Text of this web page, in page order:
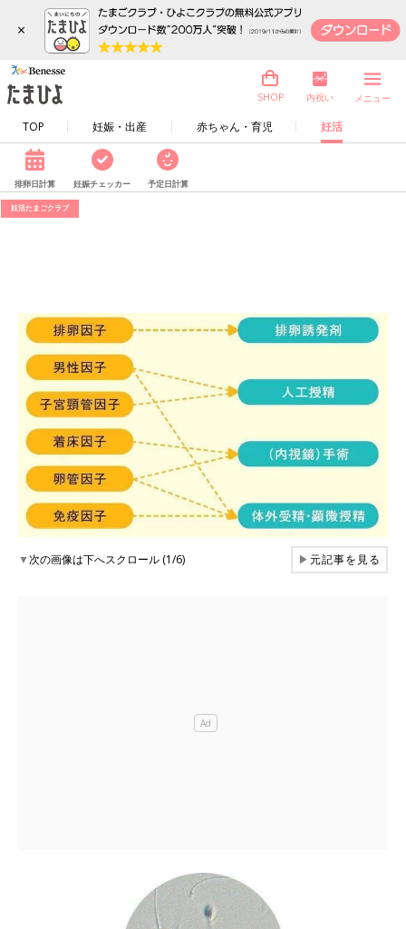
×
TOP 妊娠・出産 赤ちゃん・育児 妊活
SHOP 内祝い メニュー
排卵日計算 妊娠チェッカー 予定日計算
妊活たまごクラブ
▼次の画像は下へスクロール (1/6) ▶元記事を見る